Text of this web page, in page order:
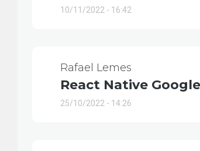
10/11/2022 - 16:42
Rafael Lemes
React Native
25/10/2022 - 14:26